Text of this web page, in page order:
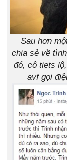
Sau hơn
chia sẻ về
đó, cô tiets
avf gọi